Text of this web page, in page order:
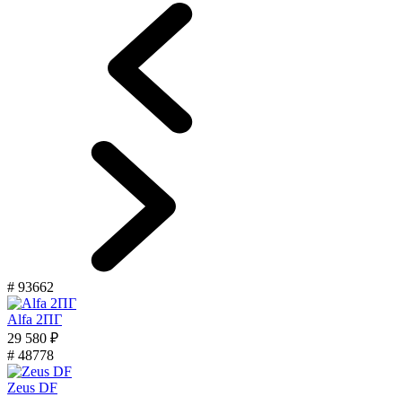
# 93662
Alfa 2ПГ
29 580 ₽
# 48778
Zeus DF